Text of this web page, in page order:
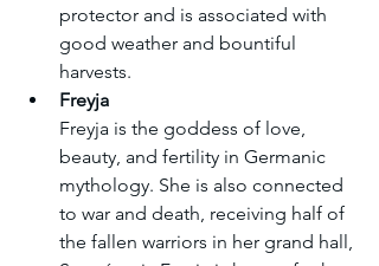
protector and is associated with
good weather and bountiful
harvests.
Freyja
Freyja is the goddess of love,
beauty, and fertility in Germanic
mythology. She is also connected
to war and death, receiving half of
the fallen warriors in her grand hall,